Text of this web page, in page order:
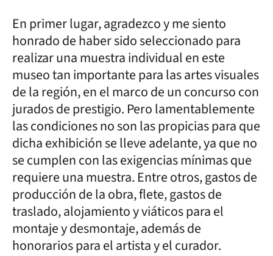
En primer lugar, agradezco y me siento
honrado de haber sido seleccionado para
realizar una muestra individual en este
museo tan importante para las artes visuales
de la región, en el marco de un concurso con
jurados de prestigio. Pero lamentablemente
las condiciones no son las propicias para que
dicha exhibición se lleve adelante, ya que no
se cumplen con las exigencias mínimas que
requiere una muestra. Entre otros, gastos de
producción de la obra, flete, gastos de
traslado, alojamiento y viáticos para el
montaje y desmontaje, además de
honorarios para el artista y el curador.